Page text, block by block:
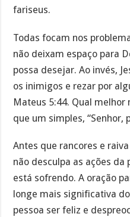
fariseus.
Todas focam nos
não deixam espaço para
possa desejar. Ao invés,
os inimigos e rezar por
Mateus 5:44. Qual
que um simples, “Senhor,
Antes que rancores e
não desculpa as ações
está sofrendo. A oração
longe mais significativa
pessoa ser feliz e